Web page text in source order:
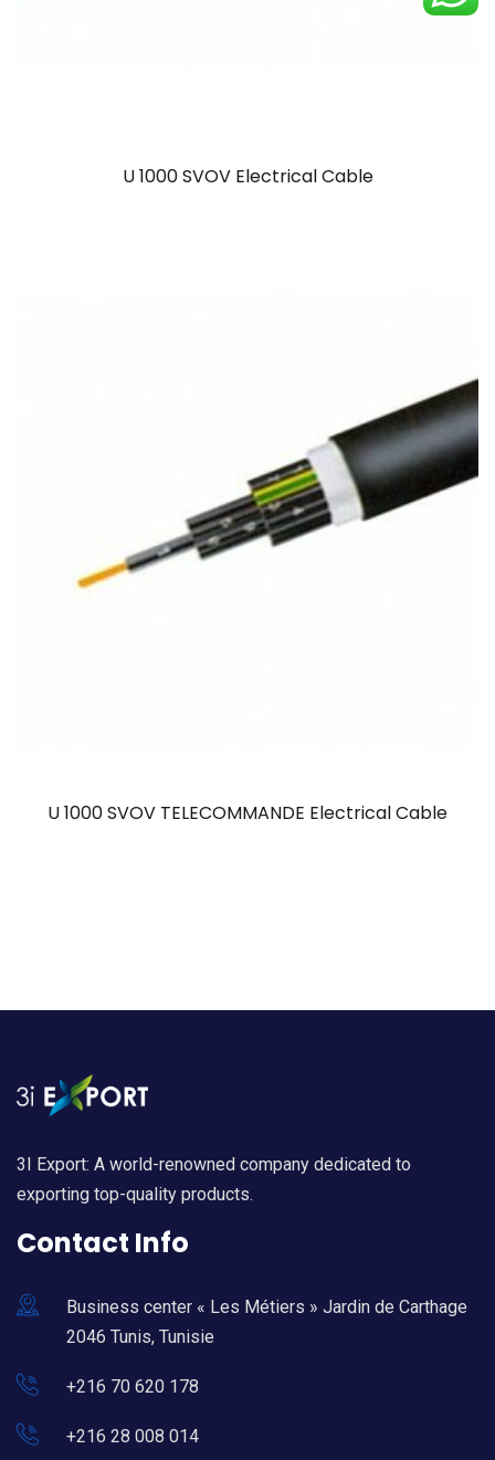
U 1000 SVOV Electrical Cable
U 1000 SVOV TELECOMMANDE Electrical Cable
3I Export: A world-renowned company dedicated to
exporting top-quality products.
Contact Info
Business center « Les Métiers » Jardin de Carthage
2046 Tunis, Tunisie
+216 70 620 178
+216 28 008 014